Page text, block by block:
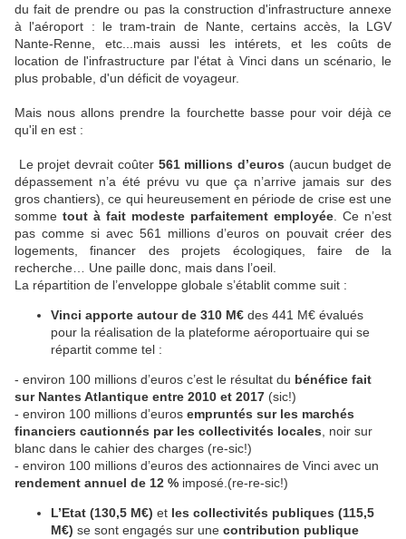
du fait de prendre ou pas la construction d'infrastructure annexe
à l'aéroport : le tram-train de Nante, certains accès, la LGV
Nante-Renne, etc...mais aussi les intérets, et les coûts de
location de l'infrastructure par l'état à Vinci dans un scénario, le
plus probable, d'un déficit de voyageur.
Mais nous allons prendre la fourchette basse pour voir déjà ce
qu'il en est :
Le projet devrait coûter 561 millions d’euros (aucun budget de
dépassement n’a été prévu vu que ça n’arrive jamais sur des
gros chantiers), ce qui heureusement en période de crise est une
somme tout à fait modeste parfaitement employée . Ce n’est
pas comme si avec 561 millions d’euros on pouvait créer des
logements, financer des projets écologiques, faire de la
recherche… Une paille donc, mais dans l’oeil.
La répartition de l’enveloppe globale s’établit comme suit :
Vinci apporte autour de 310 M€ des 441 M€ évalués
pour la réalisation de la plateforme aéroportuaire qui se
répartit comme tel :
- environ 100 millions d’euros c’est le résultat du bénéfice fait
sur Nantes Atlantique entre 2010 et 2017 (sic!)
- environ 100 millions d’euros empruntés sur les marchés
financiers cautionnés par les collectivités locales , noir sur
blanc dans le cahier des charges (re-sic!)
- environ 100 millions d’euros des actionnaires de Vinci avec un
rendement annuel de 12 % imposé.(re-re-sic!)
L’Etat (130,5 M€) et les collectivités publiques (115,5
M€) se sont engagés sur une contribution publique